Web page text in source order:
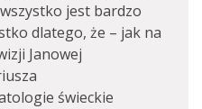
jest bardzo
dlatego, że – jak na
Janowej
świeckie